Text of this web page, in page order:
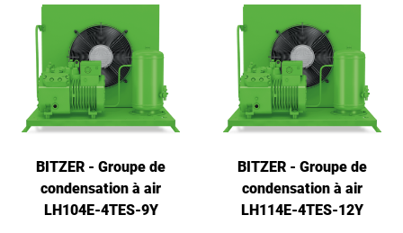
BITZER - Groupe de
condensation à air
LH104E-4TES-9Y
BITZER - Groupe de
condensation à air
LH114E-4TES-12Y